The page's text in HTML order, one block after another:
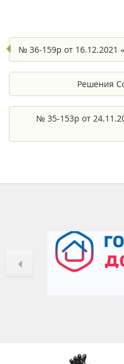
№ 36-159р от 16.12.2021
Решения
№ 35-153р от